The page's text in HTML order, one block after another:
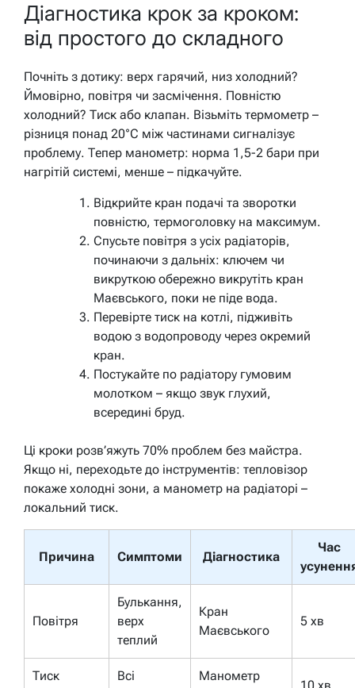
Діагностика крок за кроком:
від простого до складного
Почніть з дотику: верх гарячий, низ холодний?
Ймовірно, повітря чи засмічення. Повністю
холодний? Тиск або клапан. Візьміть термометр –
різниця понад 20°C між частинами сигналізує
проблему. Тепер манометр: норма 1,5-2 бари при
нагрітій системі, менше – підкачуйте.
Відкрийте кран подачі та зворотки
повністю, термоголовку на максимум.
Спусьте повітря з усіх радіаторів,
починаючи з дальніх: ключем чи
викруткою обережно викрутіть кран
Маєвського, поки не піде вода.
Перевірте тиск на котлі, підживіть
водою з водопроводу через окремий
кран.
Постукайте по радіатору гумовим
молотком – якщо звук глухий,
всередині бруд.
Ці кроки розв’яжуть 70% проблем без майстра.
Якщо ні, переходьте до інструментів: тепловізор
покаже холодні зони, а манометр на радіаторі –
локальний тиск.
Причина Симптоми Діагностика
Час
Повітря
Булькання,
верх
теплий
Кран
Маєвського
5 хв
Тиск
Всі
Манометр